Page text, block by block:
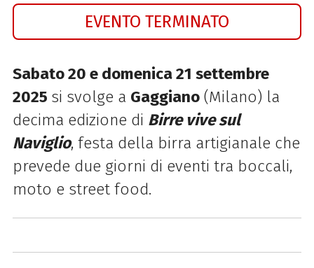
EVENTO TERMINATO
Sabato 20 e domenica 21 settembre
2025 si svolge a Gaggiano(Milano) la
decima edizione di Birre vive sul
Naviglio, festa della birra artigianale che
prevede due giorni di eventi tra boccali,
moto e street food.